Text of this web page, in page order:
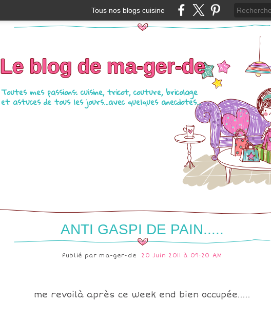
Tous nos blogs cuisine
Le blog de ma-ger-de
Toutes mes passions: cuisine, tricot, couture, bricolage
et astuces de tous les jours...avec quelques anecdotes...
ANTI GASPI DE PAIN.....
Publié par ma-ger-de 20 Juin 2011 à 09:20 AM
me revoilà après ce week end bien occupée.....